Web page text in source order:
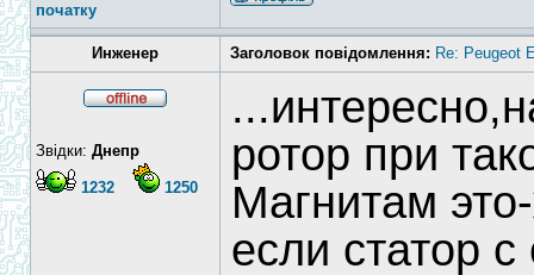
початку
Инженер Заголовок повідомлення: Re: Peugeot
Звідки: Днепр
1232 1250
ротор при
Магнитам
если статор